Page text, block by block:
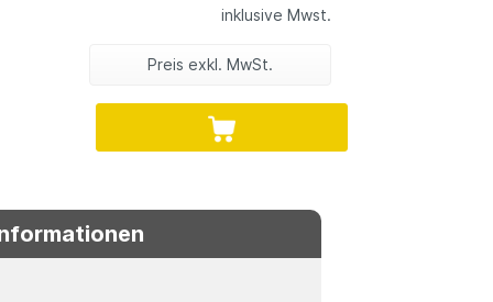
inklusive Mwst.
Preis exkl. MwSt.